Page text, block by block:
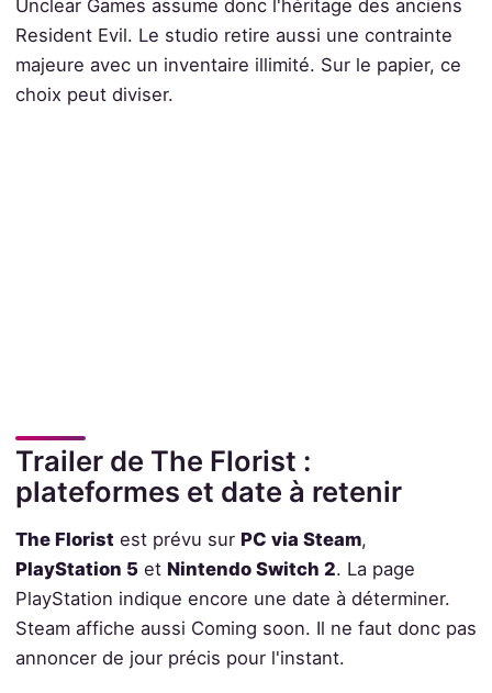
Unclear Games assume donc l'héritage des anciens
Resident Evil. Le studio retire aussi une contrainte
majeure avec un inventaire illimité. Sur le papier, ce
choix peut diviser.
Trailer de The Florist :
plateformes et date à retenir
The Florist est prévu sur PC via Steam,
PlayStation 5et Nintendo Switch 2. La page
PlayStation indique encore une date à déterminer.
Steam affiche aussi Coming soon. Il ne faut donc pas
annoncer de jour précis pour l'instant.